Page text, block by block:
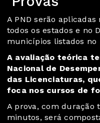
A PND serão
todos os estados e no
municípios listados no
A avaliação teórica
Nacional de
das Licenciaturas,
foca nos cursos de
A prova, com duração
minutos, será